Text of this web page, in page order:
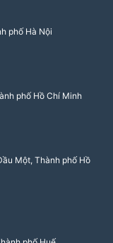
phố Hà Nội
phố Hồ Chí Minh
Một, Thành phố Hồ